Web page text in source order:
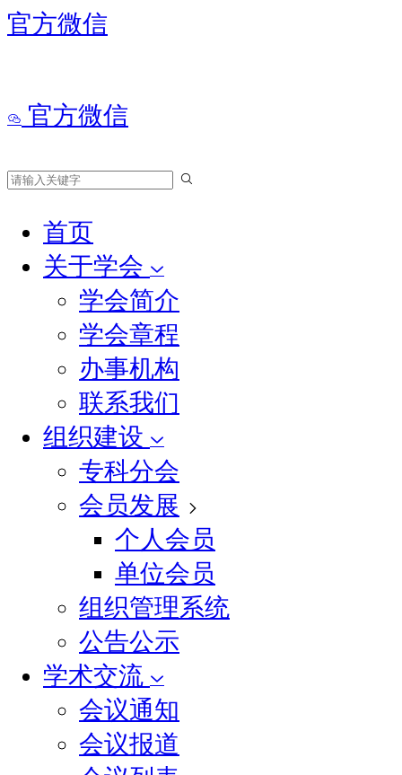
官方微信
官方微信
首页
关于学会
学会简介
学会章程
办事机构
联系我们
组织建设
专科分会
会员发展
个人会员
单位会员
组织管理系统
公告公示
学术交流
会议通知
会议报道